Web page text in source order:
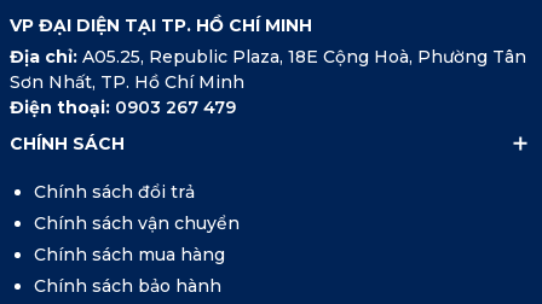
VP ĐẠI DIỆN TẠI TP. HỒ CHÍ MINH
Địa chỉ: A05.25, Republic Plaza, 18E Cộng Hoà, Phường Tân
Sơn Nhất, TP. Hồ Chí Minh
Điện thoại: 0903 267 479
CHÍNH SÁCH
Chính sách đổi trả
Chính sách vận chuyển
Chính sách mua hàng
Chính sách bảo hành